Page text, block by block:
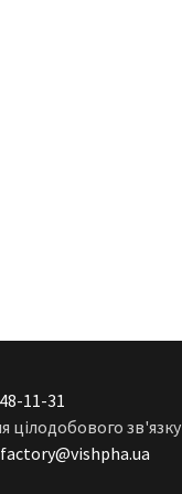
11-31
цілодобового зв'язку